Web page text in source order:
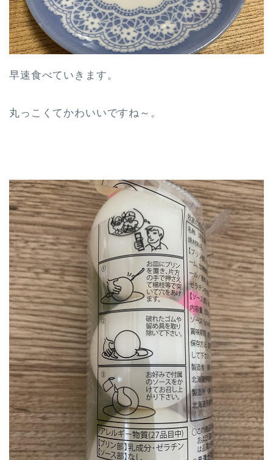
早速食べていきます。
丸っこくてかわいいですね～。